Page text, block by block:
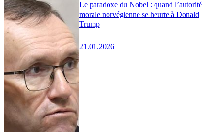
Le paradoxe du Nobel : quand l’autorité
morale norvégienne se heurte à Donald
Trump
21.01.2026